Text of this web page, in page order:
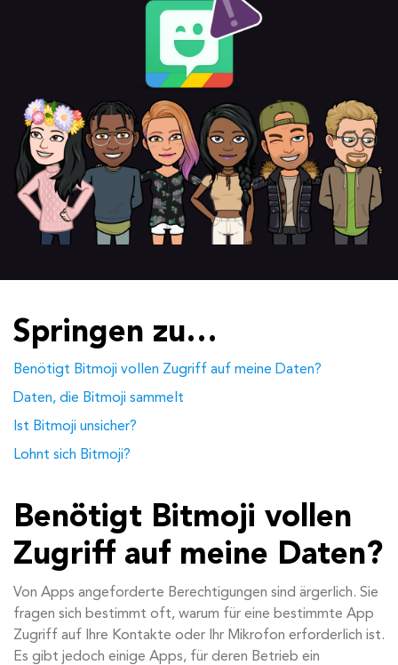
Springen zu…
Benötigt Bitmoji vollen Zugriff auf meine Daten?
Daten, die Bitmoji sammelt
Ist Bitmoji unsicher?
Lohnt sich Bitmoji?
Benötigt Bitmoji vollen
Zugriff auf meine Daten?
Von Apps angeforderte Berechtigungen sind ärgerlich. Sie
fragen sich bestimmt oft, warum für eine bestimmte App
Zugriff auf Ihre Kontakte oder Ihr Mikrofon erforderlich ist.
Es gibt jedoch einige Apps, für deren Betrieb ein